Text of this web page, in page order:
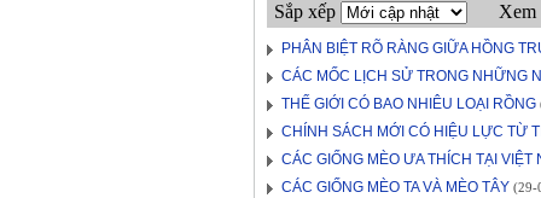
Sắp xếp Xem
PHÂN BIỆT RÕ RÀNG GIỮA HỒNG
CÁC MỐC LỊCH SỬ TRONG NHỮNG
THẾ GIỚI CÓ BAO NHIÊU LOẠI RỒNG
CHÍNH SÁCH MỚI CÓ HIỆU LỰC TỪ
CÁC GIỐNG MÈO ƯA THÍCH TẠI VIỆT
CÁC GIỐNG MÈO TA VÀ MÈO TÂY (29-